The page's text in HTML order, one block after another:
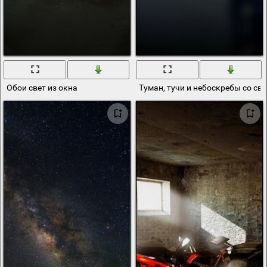
Обои свет из окна Туман, тучи и небоскребы со